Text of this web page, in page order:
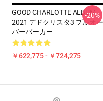
GOOD CHARLOTTE ALBUM
2021 デドクリスタ3 プルオー
バーパーカー
￥622,775 - ￥724,275
-20%